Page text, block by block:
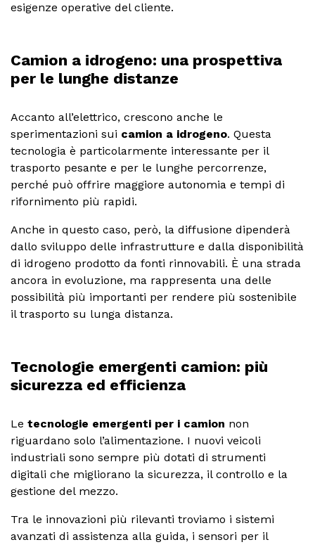
esigenze operative del cliente.
Camion a idrogeno: una prospettiva
per le lunghe distanze
Accanto all’elettrico, crescono anche le
sperimentazioni sui camion a idrogeno. Questa
tecnologia è particolarmente interessante per il
trasporto pesante e per le lunghe percorrenze,
perché può offrire maggiore autonomia e tempi di
rifornimento più rapidi.
Anche in questo caso, però, la diffusione dipenderà
dallo sviluppo delle infrastrutture e dalla disponibilità
di idrogeno prodotto da fonti rinnovabili. È una strada
ancora in evoluzione, ma rappresenta una delle
possibilità più importanti per rendere più sostenibile
il trasporto su lunga distanza.
Tecnologie emergenti camion: più
sicurezza ed efficienza
Le tecnologie emergenti per i camion non
riguardano solo l’alimentazione. I nuovi veicoli
industriali sono sempre più dotati di strumenti
digitali che migliorano la sicurezza, il controllo e la
gestione del mezzo.
Tra le innovazioni più rilevanti troviamo i sistemi
avanzati di assistenza alla guida, i sensori per il